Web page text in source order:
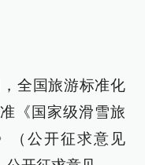
全国旅游标准化
《国家级滑雪旅
（公开征求意见